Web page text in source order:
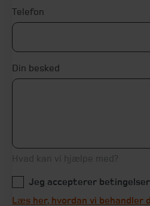
Telefon
Din besked
Hvad kan vi hjælpe med?
Jeg accepterer
Læs her, hvordan vi behandler